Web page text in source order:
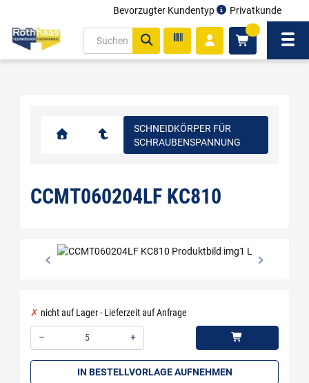
Bevorzugter Kundentyp Privatkunde
SCHNEIDKÖRPER FÜR
SCHRAUBENSPANNUNG
CCMT060204LF KC810
nicht auf Lager - Lieferzeit auf Anfrage
–
+
IN BESTELLVORLAGE AUFNEHMEN